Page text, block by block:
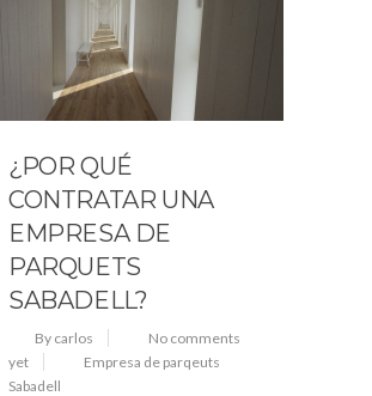
¿POR QUÉ
CONTRATAR UNA
EMPRESA DE
PARQUETS
SABADELL?
By carlos
No comments
yet
Empresa de parqeuts
Sabadell